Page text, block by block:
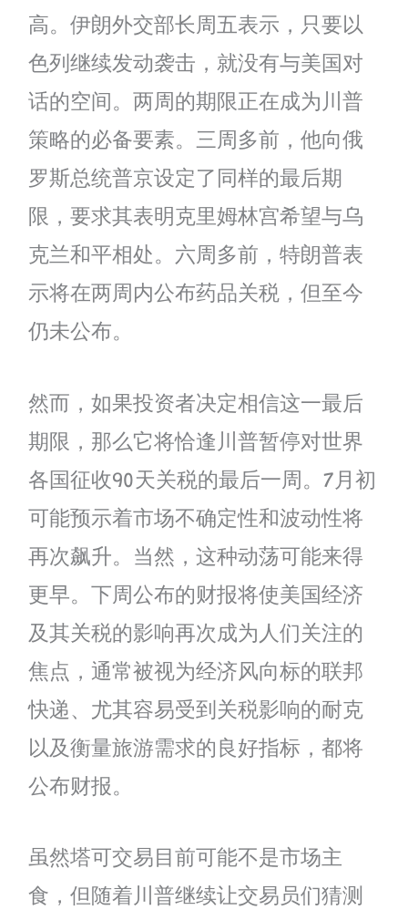
高。伊朗外交部长周五表示，只要以
色列继续发动袭击，就没有与美国对
话的空间。两周的期限正在成为川普
策略的必备要素。三周多前，他向俄
罗斯总统普京设定了同样的最后期
限，要求其表明克里姆林宫希望与乌
克兰和平相处。六周多前，特朗普表
示将在两周内公布药品关税，但至今
仍未公布。
然而，如果投资者决定相信这一最后
期限，那么它将恰逢川普暂停对世界
各国征收90天关税的最后一周。7月初
可能预示着市场不确定性和波动性将
再次飙升。当然，这种动荡可能来得
更早。下周公布的财报将使美国经济
及其关税的影响再次成为人们关注的
焦点，通常被视为经济风向标的联邦
快递、尤其容易受到关税影响的耐克
以及衡量旅游需求的良好指标，都将
公布财报。
虽然塔可交易目前可能不是市场主
食，但随着川普继续让交易员们猜测